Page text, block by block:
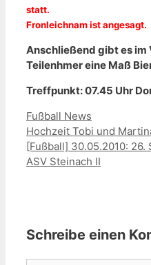
statt.
Fronleichnam ist angesagt.
Anschließend gibt es im
Teilenhmer eine Maß
Treffpunkt: 07.45 Uhr
Kategorien
Fußball News
Hochzeit Tobi und
[Fußball] 30.05.2010: 26.
ASV Steinach II
Schreibe einen